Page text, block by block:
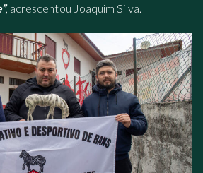
, acrescentou Joaquim Silva.